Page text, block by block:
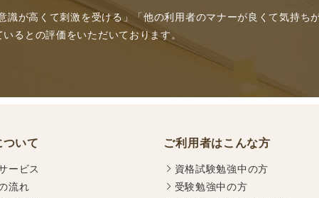
識が高くて刺激を受ける」「他の利用者のマナーが良くて気持ち
るとの評価をいただいております。
ついて
ービス
流れ
ご利用者はこんな方
資格試験勉強中の方
受験勉強中の方